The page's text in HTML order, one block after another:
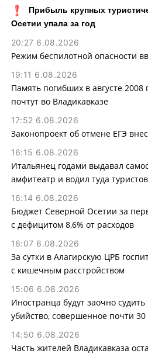
Прибыль крупных
Осетии упала за год
20:27 6.08.2026
Режим беспилотной опасности
19:11 6.08.2026
Память погибших в августе
почтут во Владикавказе
17:52 6.08.2026
Законопроект об отмене ЕГЭ
16:15 6.08.2026
Итальянец годами выдавал
амфитеатр и водил туда туристов
16:14 6.08.2026
Бюджет Северной Осетии за
с дефицитом 8,6% от расходов
16:07 6.08.2026
За сутки в Алагирскую ЦРБ
с кишечным расстройством
15:06 6.08.2026
Иностранца будут заочно
убийство, совершенное почти 30
14:50 6.08.2026
Часть жителей Владикавказа